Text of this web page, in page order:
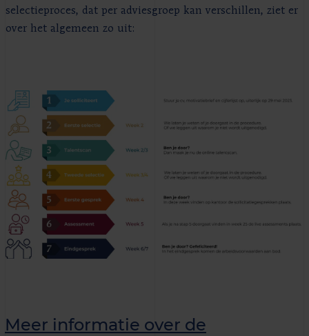
selectieproces, dat per adviesgroep kan verschillen, ziet er
over het algemeen zo uit:
Meer informatie over de